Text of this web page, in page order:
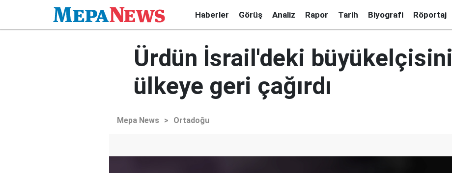
Haberler Görüş Analiz Rapor Tarih Biyografi Röportaj
Ürdün İsrail'deki büyükelçisini
ülkeye geri çağırdı
Mepa News > Ortadoğu